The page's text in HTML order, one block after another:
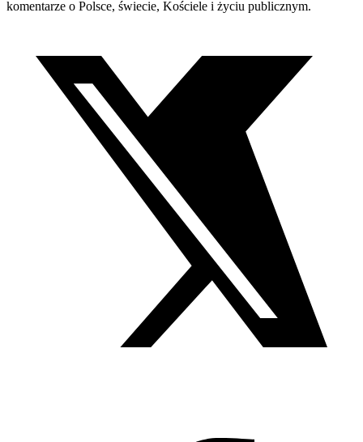
komentarze o Polsce, świecie, Kościele i życiu publicznym.